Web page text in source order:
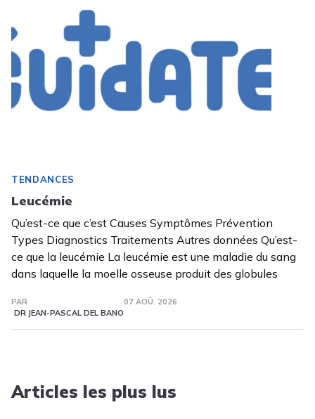
TENDANCES
Leucémie
Qu’est-ce que c’est Causes Symptômes Prévention
Types Diagnostics Traitements Autres données Qu’est-
ce que la leucémie La leucémie est une maladie du sang
dans laquelle la moelle osseuse produit des globules
PAR
DR JEAN-PASCAL DEL BANO
07 AOÛ. 2026
Articles les plus lus